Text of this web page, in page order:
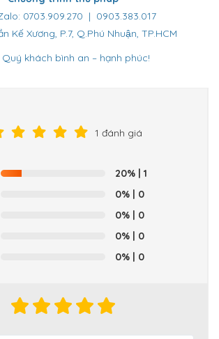
0703.909.270 | 0903.383.017
Kế Xương, P.7, Q.Phú Nhuận, TP.HCM
Quý khách bình an – hạnh phúc!
1 đánh giá
20% | 1
0% | 0
0% | 0
0% | 0
0% | 0